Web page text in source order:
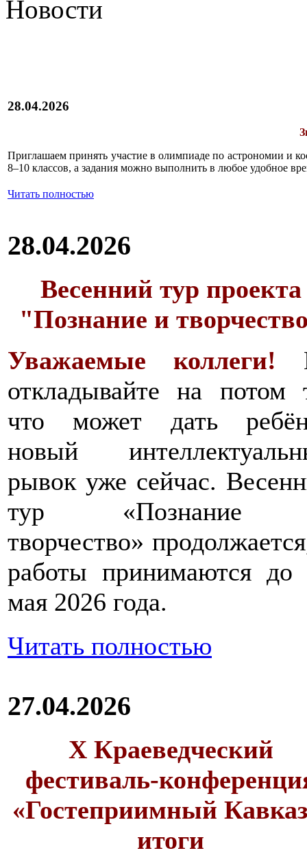
Новости
28.04.2026
Приглашаем принять участие в олимпиаде по астрономии и
8–10 классов, а задания можно выполнить в любое удобное
Читать полностью
28.04.2026
Весенний тур проекта
"Познание и
Уважаемые коллеги!
откладывайте на потом
что может дать
новый
рывок уже сейчас.
тур «Познание
творчество»
работы принимаются до
мая 2026 года.
Читать полностью
27.04.2026
X Краеведческий
фестиваль-
«Гостеприимный
итоги